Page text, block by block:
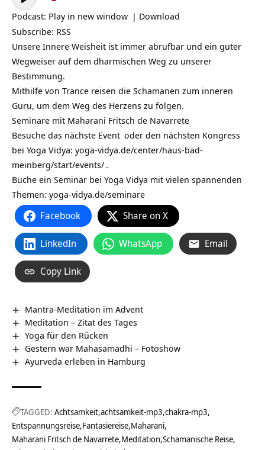
Player
Podcast: Play in new window | Download
Subscribe: RSS
Unsere Innere Weisheit ist immer abrufbar und ein guter
Wegweiser auf dem dharmischen Weg zu unserer
Bestimmung.
Mithilfe von Trance reisen die Schamanen zum inneren
Guru, um dem Weg des Herzens zu folgen.
Seminare mit Maharani Fritsch de Navarrete
Besuche das nächste Event oder den nächsten Kongress
bei Yoga Vidya: yoga-vidya.de/center/haus-bad-
meinberg/start/events/ .
Buche ein Seminar bei Yoga Vidya mit vielen spannenden
Themen: yoga-vidya.de/seminare
Facebook Share on X
LinkedIn WhatsApp Email
Copy Link
Mantra-Meditation im Advent
Meditation – Zitat des Tages
Yoga für den Rücken
Gestern war Mahasamadhi – Fotoshow
Ayurveda erleben in Hamburg
TAGGED: Achtsamkeit achtsamkeit-mp3 chakra-mp3
Entspannungsreise Fantasiereise Maharani
Maharani Fritsch de Navarrete Meditation Schamanische Reise